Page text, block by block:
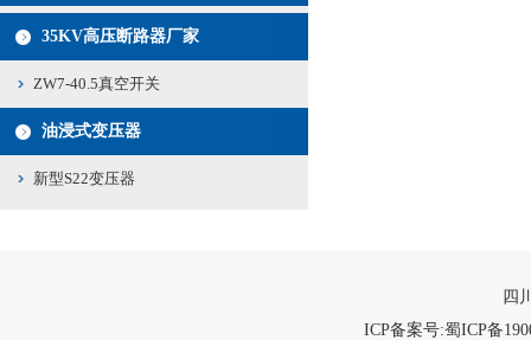
35KV高压断路器厂家
ZW7-40.5真空开关
油浸式变压器
新型S22变压器
四
ICP备案号:蜀ICP备